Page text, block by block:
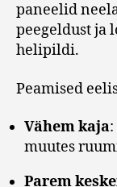
paneelid
peegeldust ja
helipildi.
Peamised
Vähem kaja
muutes
Parem